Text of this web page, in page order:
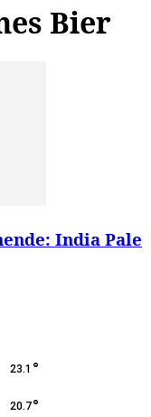
Bier
India Pale
23.1 °
20.7°